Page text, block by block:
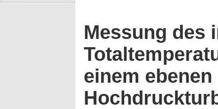
Messung des
einem ebenen